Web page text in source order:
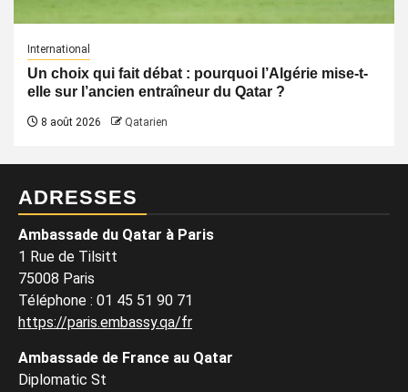
International
Un choix qui fait débat : pourquoi l’Algérie mise-t-
elle sur l’ancien entraîneur du Qatar ?
8 août 2026 Qatarien
ADRESSES
Ambassade du Qatar à Paris
1 Rue de Tilsitt
75008 Paris
Téléphone : 01 45 51 90 71
https://paris.embassy.qa/fr
Ambassade de France au Qatar
Diplomatic St